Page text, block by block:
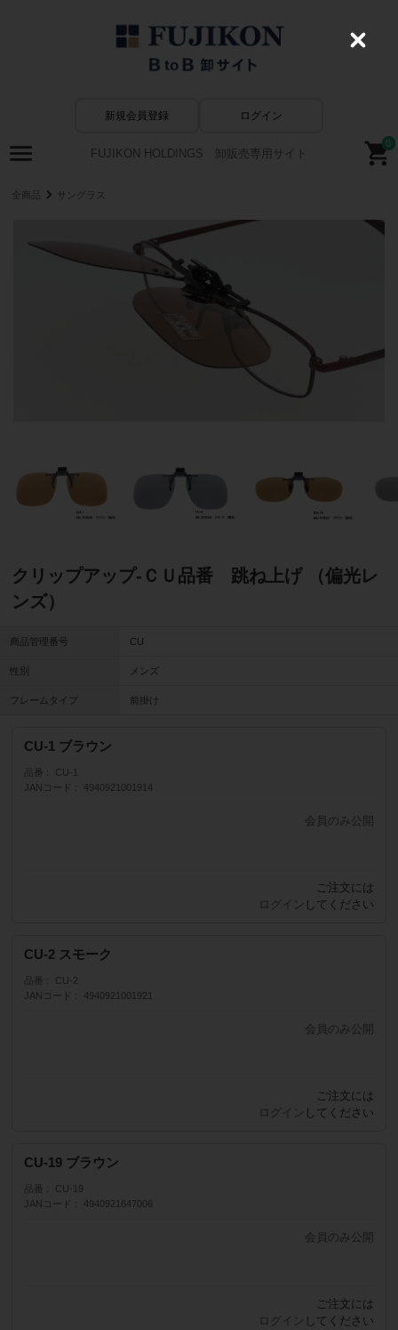
新規会員登録 ログイン
FUJIKON HOLDINGS 卸販売専用サイト
0
全商品 サングラス
クリップアップ-ＣＵ品番 跳ね上げ （偏光レ
ンズ）
商品管理番号 CU
性別 メンズ
フレームタイプ 前掛け
CU-1 ブラウン
品番
CU-1
JANコード
4940921001914
会員のみ公開
ご注文には
ログイン してください
CU-2 スモーク
品番
CU-2
JANコード
4940921001921
会員のみ公開
ご注文には
ログイン してください
CU-19 ブラウン
品番
CU-19
JANコード
4940921647006
会員のみ公開
ご注文には
ログイン してください
C